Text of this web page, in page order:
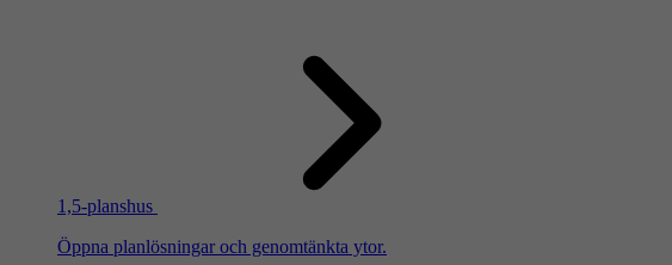
1,5-planshus
Öppna planlösningar och genomtänkta ytor.